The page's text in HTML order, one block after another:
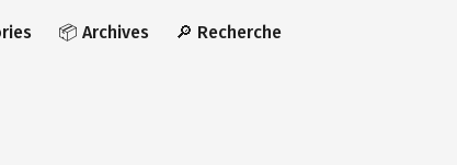
📦 Archives 🔎 Recherche